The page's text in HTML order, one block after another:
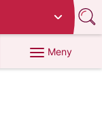
Meny